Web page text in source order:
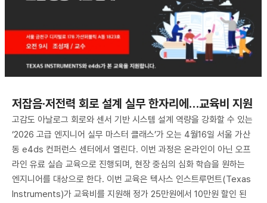
저잡음·저전력 회로 설계 실무 한자리에…교육비 지원
고감도 아날로그 회로와 센서 기반 시스템 설계 역량을 강화할 수 있는
‘2026 고급 엔지니어 실무 마스터 클래스’가 오는 4월16일 서울 가산
동 e4ds 컨퍼런스 센터에서 열린다. 이번 과정은 온라인이 아닌 오프
라인 유료 실습 교육으로 진행되며, 현장 중심의 심화 학습을 원하는
엔지니어를 대상으로 한다. 이번 교육은 텍사스 인스트루먼트(Texas
Instruments)가 교육비를 지원해 정가 25만원에서 10만원 할인 된